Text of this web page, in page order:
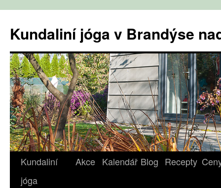
obsahu
webu
Kundaliní jóga v Brandýse
Kundaliní
jóga
Akce Kalendář Blog Recepty